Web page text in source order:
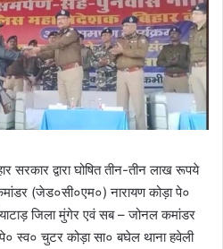
सरकार द्वारा घोषित तीन-तीन लाख रूपये
(जेड०सी०एम०) नारायण कोड़ा पे०
जिला मुंगेर एवं सब – जोनल कमांडर
स्व० चुटर कोड़ा सा० बघेल थाना हवेली